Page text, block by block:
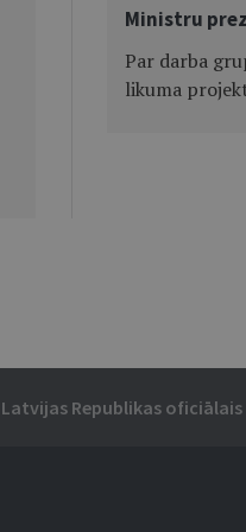
Ministru
Par darba
likuma
Latvijas Republikas